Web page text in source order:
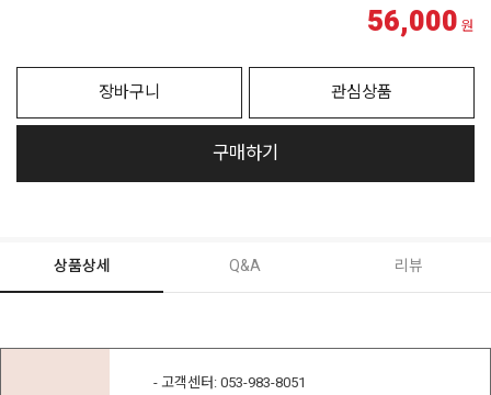
56,000 원
장바구니 관심상품
구매하기
상품상세 Q&A 리뷰
- 고객센터: 053-983-8051